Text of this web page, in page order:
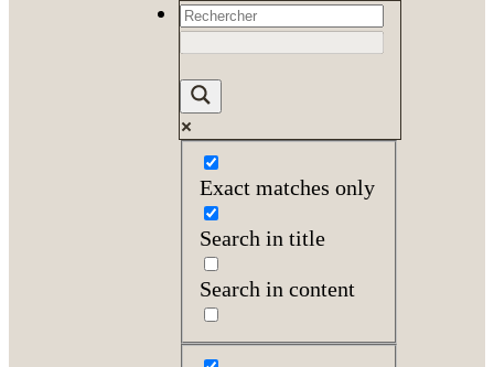
Exact matches only
Search in title
Search in content